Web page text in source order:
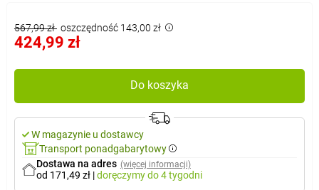
567,99 zł oszczędność 143,00 zł
424,99 zł
Do koszyka
W magazynie u dostawcy
Transport ponadgabarytowy
Dostawa na adres (więcej informacji)
od 171,49 zł |doręczymydo 4 tygodni